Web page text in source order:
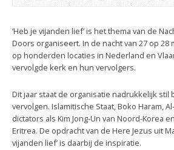
‘Heb je vijanden lief’ is het thema van de
Doors organiseert. In de nacht van 27 op
op honderden locaties in Nederland en
vervolgde kerk en hun vervolgers.
Dit jaar staat de organisatie nadrukkelijk stil
vervolgen. Islamitische Staat, Boko Haram,
dictators als Kim Jong-Un van Noord-Korea
Eritrea. De opdracht van de Here Jezus uit
vijanden lief’ is daarbij de inspiratie.